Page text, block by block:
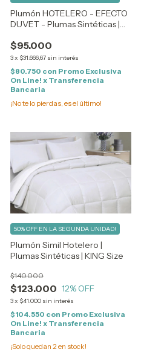
Plumón HOTELERO - EFECTO
DUVET - Plumas Sintéticas |
Size
$95.000
3x $31.666,67 sin interés
$80.750 con Promo Exclusiva
On Line! x Transferencia
Bancaria
¡No te lo pierdas, es el último!
Plumón Simil Hotelero |
Plumas Sintéticas | KING Size
$123.000
$140.000
12% OFF
3x $41.000 sin interés
50% OFF EN LA SEGUNDA UNIDAD!
$104.550 con Promo Exclusiva
On Line! x Transferencia
Bancaria
¡Solo quedan 2en stock!